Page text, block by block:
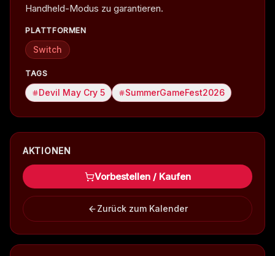
Handheld-Modus zu garantieren.
PLATTFORMEN
Switch
TAGS
Devil May Cry 5 SummerGameFest2026
AKTIONEN
Vorbestellen / Kaufen
Zurück zum Kalender